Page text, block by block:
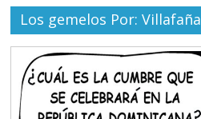
Los gemelos Por: Villafaña